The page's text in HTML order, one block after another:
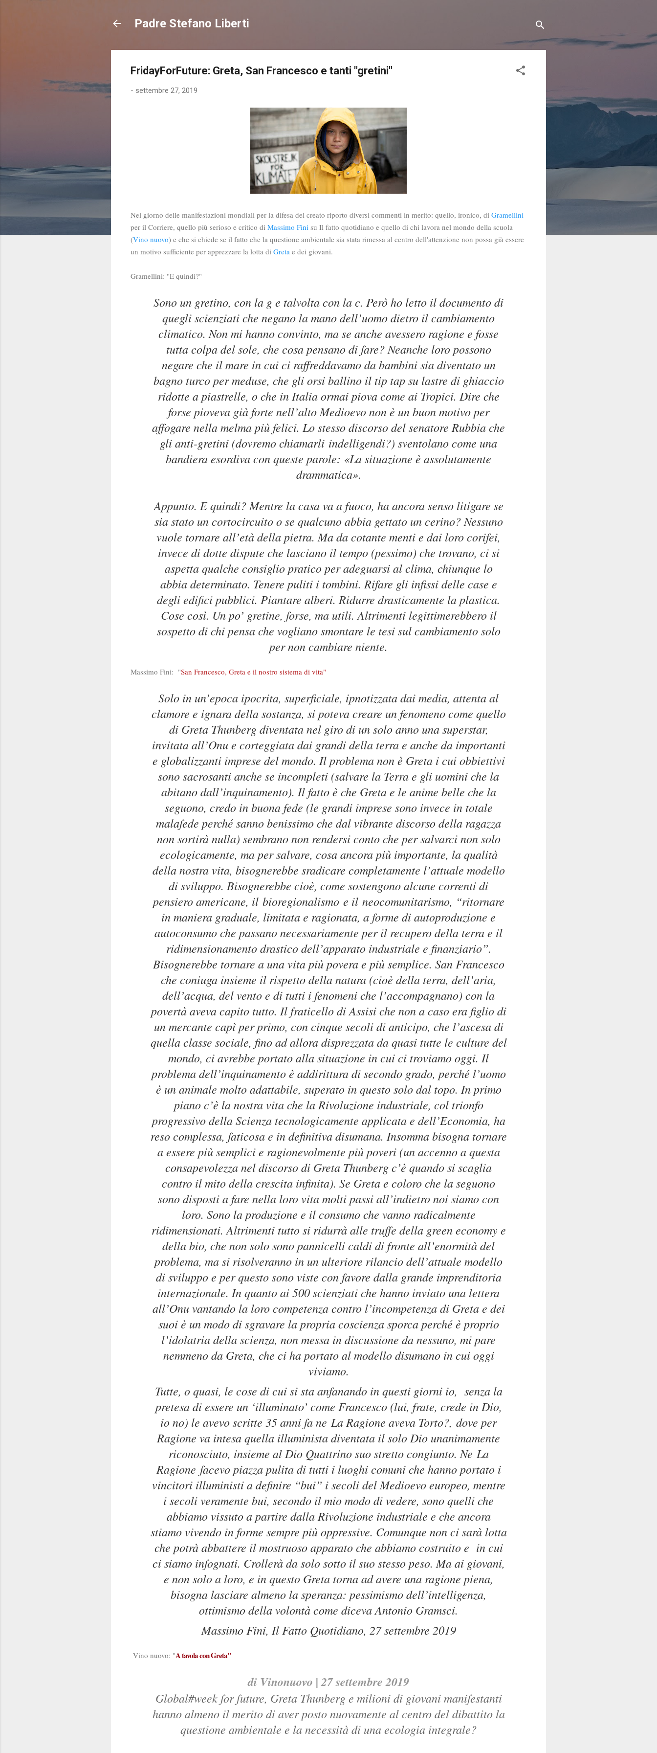
Padre Stefano Liberti
FridayForFuture: Greta, San Francesco e tanti "gretini"
- settembre 27, 2019
Nel giorno delle manifestazioni mondiali per la difesa del creato riporto diversi commenti in merito: quello, ironico, di Gramellini
per il Corriere, quello più serioso e critico di Massimo Fini su Il fatto quotidiano e quello di chi lavora nel mondo della scuola
(Vino nuovo) e che si chiede se il fatto che la questione ambientale sia stata rimessa al centro dell'attenzione non possa già essere
un motivo sufficiente per apprezzare la lotta di Greta e dei giovani.
Gramellini: "E quindi?"
Sono un gretino, con la g e talvolta con la c. Però ho letto il documento di
quegli scienziati che negano la mano dell’uomo dietro il cambiamento
climatico. Non mi hanno convinto, ma se anche avessero ragione e fosse
tutta colpa del sole, che cosa pensano di fare? Neanche loro possono
negare che il mare in cui ci raffreddavamo da bambini sia diventato un
bagno turco per meduse, che gli orsi ballino il tip tap su lastre di ghiaccio
ridotte a piastrelle, o che in Italia ormai piova come ai Tropici. Dire che
forse pioveva già forte nell’alto Medioevo non è un buon motivo per
affogare nella melma più felici. Lo stesso discorso del senatore Rubbia che
gli anti-gretini (dovremo chiamarli indelligendi?) sventolano come una
bandiera esordiva con queste parole: «La situazione è assolutamente
drammatica».
Appunto. E quindi? Mentre la casa va a fuoco, ha ancora senso litigare se
sia stato un cortocircuito o se qualcuno abbia gettato un cerino? Nessuno
vuole tornare all’età della pietra. Ma da cotante menti e dai loro corifei,
invece di dotte dispute che lasciano il tempo (pessimo) che trovano, ci si
aspetta qualche consiglio pratico per adeguarsi al clima, chiunque lo
abbia determinato. Tenere puliti i tombini. Rifare gli infissi delle case e
degli edifici pubblici. Piantare alberi. Ridurre drasticamente la plastica.
Cose così. Un po’ gretine, forse, ma utili. Altrimenti legittimerebbero il
sospetto di chi pensa che vogliano smontare le tesi sul cambiamento solo
per non cambiare niente.
Massimo Fini: "San Francesco, Greta e il nostro sistema di vita"
Solo in un’epoca ipocrita, superficiale, ipnotizzata dai media, attenta al
clamore e ignara della sostanza, si poteva creare un fenomeno come quello
di Greta Thunberg diventata nel giro di un solo anno una superstar,
invitata all’Onu e corteggiata dai grandi della terra e anche da importanti
e globalizzanti imprese del mondo. Il problema non è Greta i cui obbiettivi
sono sacrosanti anche se incompleti (salvare la Terra e gli uomini che la
abitano dall’inquinamento). Il fatto è che Greta e le anime belle che la
seguono, credo in buona fede (le grandi imprese sono invece in totale
malafede perché sanno benissimo che dal vibrante discorso della ragazza
non sortirà nulla) sembrano non rendersi conto che per salvarci non solo
ecologicamente, ma per salvare, cosa ancora più importante, la qualità
della nostra vita, bisognerebbe sradicare completamente l’attuale modello
di sviluppo. Bisognerebbe cioè, come sostengono alcune correnti di
pensiero americane, il bioregionalismoe il neocomunitarismo, “ritornare
in maniera graduale, limitata e ragionata, a forme di autoproduzione e
autoconsumo che passano necessariamente per il recupero della terra e il
ridimensionamento drastico dell’apparato industriale e finanziario”.
Bisognerebbe tornare a una vita più povera e più semplice. San Francesco
che coniuga insieme il rispetto della natura (cioè della terra, dell’aria,
dell’acqua, del vento e di tutti i fenomeni che l’accompagnano) con la
povertà aveva capito tutto. Il fraticello di Assisi che non a caso era figlio di
un mercante capì per primo, con cinque secoli di anticipo, che l’ascesa di
quella classe sociale, fino ad allora disprezzata da quasi tutte le culture del
mondo, ci avrebbe portato alla situazione in cui ci troviamo oggi. Il
problema dell’inquinamento è addirittura di secondo grado, perché l’uomo
è un animale molto adattabile, superato in questo solo dal topo. In primo
piano c’è la nostra vita che la Rivoluzione industriale, col trionfo
progressivo della Scienza tecnologicamente applicata e dell’Economia, ha
reso complessa, faticosa e in definitiva disumana. Insomma bisogna tornare
a essere più semplici e ragionevolmente più poveri (un accenno a questa
consapevolezza nel discorso di Greta Thunberg c’è quando si scaglia
contro il mito della crescita infinita). Se Greta e coloro che la seguono
sono disposti a fare nella loro vita molti passi all’indietro noi siamo con
loro. Sono la produzione e il consumo che vanno radicalmente
ridimensionati. Altrimenti tutto si ridurrà alle truffe della green economy e
della bio, che non solo sono pannicelli caldi di fronte all’enormità del
problema, ma si risolveranno in un ulteriore rilancio dell’attuale modello
di sviluppo e per questo sono viste con favore dalla grande imprenditoria
internazionale. In quanto ai 500 scienziati che hanno inviato una lettera
all’Onu vantando la loro competenza contro l’incompetenza di Greta e dei
suoi è un modo di sgravare la propria coscienza sporca perché è proprio
l’idolatria della scienza, non messa in discussione da nessuno, mi pare
nemmeno da Greta, che ci ha portato al modello disumano in cui oggi
viviamo.
Tutte, o quasi, le cose di cui si sta anfanando in questi giorni io, senza la
pretesa di essere un ‘illuminato’ come Francesco (lui, frate, crede in Dio,
io no) le avevo scritte 35 anni fa ne La Ragione aveva Torto?, dove per
Ragione va intesa quella illuminista diventata il solo Dio unanimamente
riconosciuto, insieme al Dio Quattrino suo stretto congiunto. Ne La
Ragione facevo piazza pulita di tutti i luoghi comuni che hanno portato i
vincitori illuministi a definire “bui” i secoli del Medioevo europeo, mentre
i secoli veramente bui, secondo il mio modo di vedere, sono quelli che
abbiamo vissuto a partire dalla Rivoluzione industriale e che ancora
stiamo vivendo in forme sempre più oppressive. Comunque non ci sarà lotta
che potrà abbattere il mostruoso apparato che abbiamo costruito e in cui
ci siamo infognati. Crollerà da solo sotto il suo stesso peso. Ma ai giovani,
e non solo a loro, e in questo Greta torna ad avere una ragione piena,
bisogna lasciare almeno la speranza: pessimismo dell’intelligenza,
ottimismo della volontà come diceva Antonio Gramsci.
Massimo Fini, Il Fatto Quotidiano, 27 settembre 2019
Vino nuovo: "A tavola con Greta"
di Vinonuovo | 27 settembre 2019
Global#week for future, Greta Thunberg e milioni di giovani manifestanti
hanno almeno il merito di aver posto nuovamente al centro del dibattito la
questione ambientale e la necessità di una ecologia integrale?